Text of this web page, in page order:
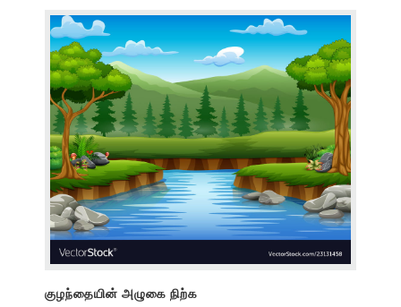
குழந்தையின் அழுகை நிற்க